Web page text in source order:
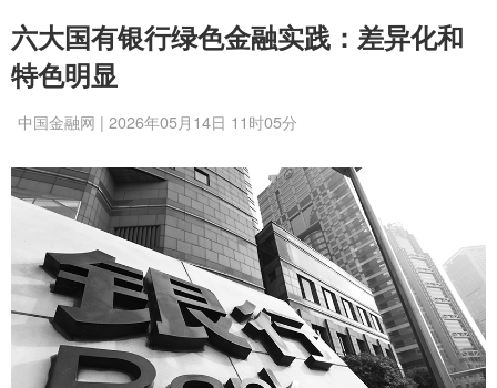
六大国有银行绿色金融实践：差异化和
特色明显
中国金融网 | 2026年05月14日 11时05分